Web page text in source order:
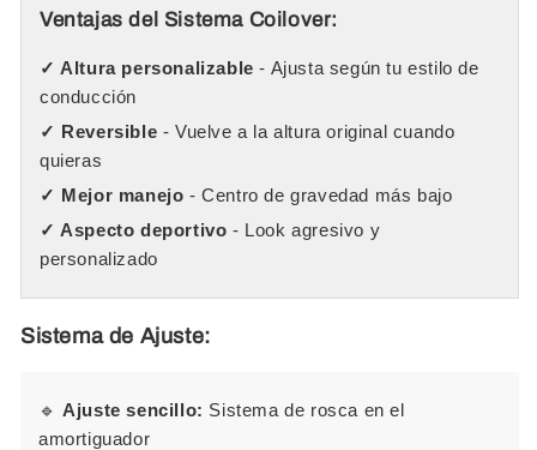
Ventajas del Sistema Coilover:
✓ Altura personalizable - Ajusta según tu estilo de
conducción
✓ Reversible - Vuelve a la altura original cuando
quieras
✓ Mejor manejo - Centro de gravedad más bajo
✓ Aspecto deportivo - Look agresivo y
personalizado
Sistema de Ajuste:
🔹Ajuste sencillo: Sistema de rosca en el
amortiguador